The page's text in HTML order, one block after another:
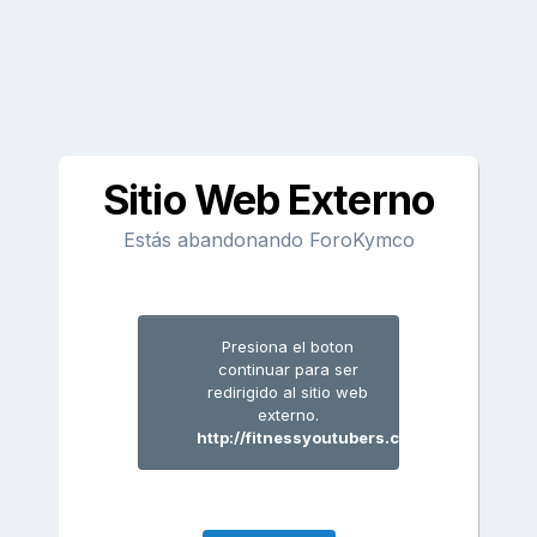
Sitio Web Externo
Estás abandonando ForoKymco
Presiona el boton
continuar para ser
redirigido al sitio web
externo.
http://fitnessyoutubers.cf